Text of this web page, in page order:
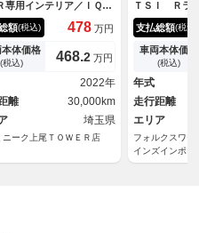
専用インテリア／ＩＱ－
ＨＴ／ＡＣＣ／ＨＵＤ／
／全周囲カメラ／シート
ー／パワーシート／レザ
ト／純正２１インチＡＷ
ナーセンサー／ステアリ
ーター／パワーＢドア／
コ
額(税込) 478 万円
体価格
(税込) 468.2 万円
2022年
離
30,000km
埼玉県
ニーク上尾ＴＯＷＥＲ店
ＴＳＩ Ｒラ
ール メモリ
グ 記録簿
止システム
スマートキ
グ 横滑り
前車追従機能
支払総額(税込)
車両本体価格
(税込)
年式
走行距離
エリア
フォルクスワ
インズインポー